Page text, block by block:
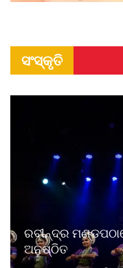
ସଂସ୍କୃତି
ରବୀନ୍ଦ୍ର
ଅନୁଷ୍ଠିତ